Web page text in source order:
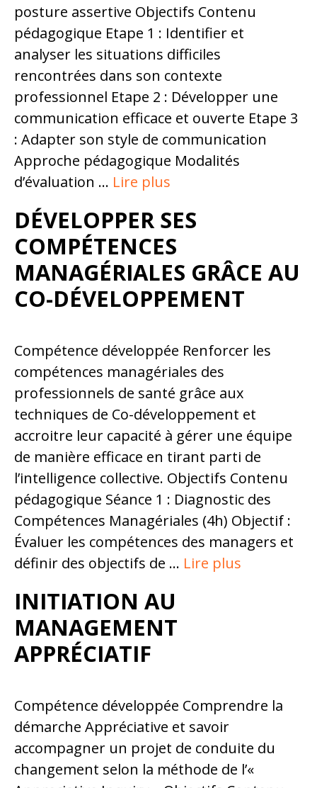
posture assertive Objectifs Contenu
pédagogique Etape 1 : Identifier et
analyser les situations difficiles
rencontrées dans son contexte
professionnel Etape 2 : Développer une
communication efficace et ouverte Etape 3
: Adapter son style de communication
Approche pédagogique Modalités
d’évaluation … Lire plus
DÉVELOPPER SES
COMPÉTENCES
MANAGÉRIALES GRÂCE AU
CO-DÉVELOPPEMENT
Compétence développée Renforcer les
compétences managériales des
professionnels de santé grâce aux
techniques de Co-développement et
accroitre leur capacité à gérer une équipe
de manière efficace en tirant parti de
l’intelligence collective. Objectifs Contenu
pédagogique Séance 1 : Diagnostic des
Compétences Managériales (4h) Objectif :
Évaluer les compétences des managers et
définir des objectifs de … Lire plus
INITIATION AU
MANAGEMENT
APPRÉCIATIF
Compétence développée Comprendre la
démarche Appréciative et savoir
accompagner un projet de conduite du
changement selon la méthode de l’«